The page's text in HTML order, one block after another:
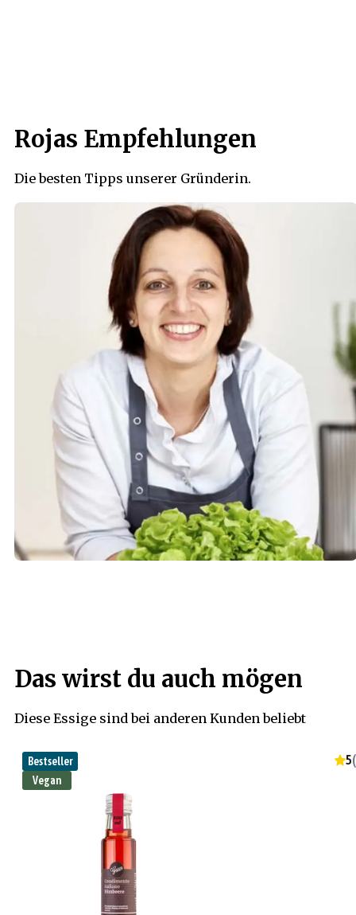
Rojas Empfehlungen
Die besten Tipps unserer Gründerin.
Das wirst du auch mögen
Diese Essige sind bei anderen Kunden beliebt
Bestseller
Vegan
5(